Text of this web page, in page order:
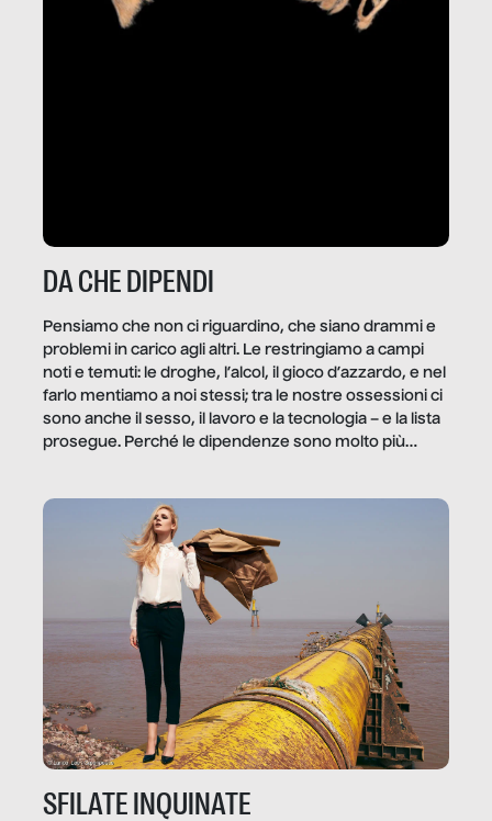
DA CHE DIPENDI
Pensiamo che non ci riguardino, che siano drammi e
problemi in carico agli altri. Le restringiamo a campi
noti e temuti: le droghe, l’alcol, il gioco d’azzardo, e nel
farlo mentiamo a noi stessi; tra le nostre ossessioni ci
sono anche il sesso, il lavoro e la tecnologia – e la lista
prosegue. Perché le dipendenze sono molto più
trae un guadagno. In questo reportage vediamo
quale e come.
SFILATE INQUINATE